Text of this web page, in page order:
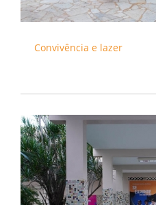
Convivência e lazer